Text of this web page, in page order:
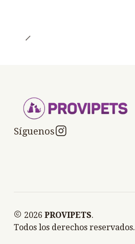
Síguenos
2026 PROVIPETS.
Todos los derechos reservados.